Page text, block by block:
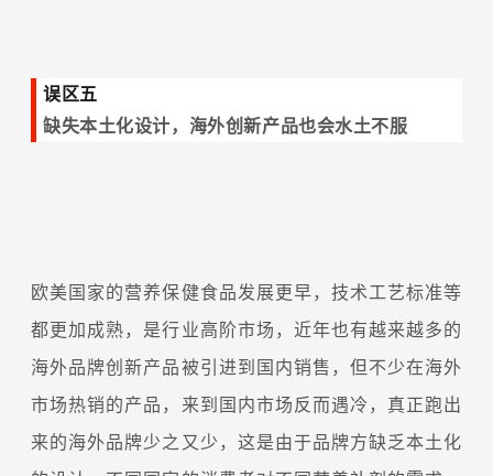
误区五
缺失本土化设计，海外创新产品也会水土不服
欧美国家的营养保健食品发展更早，技术工艺标准等
都更加成熟，是行业高阶市场，近年也有越来越多的
海外品牌创新产品被引进到国内销售，但不少在海外
市场热销的产品，来到国内市场反而遇冷，真正跑出
来的海外品牌少之又少，这是由于品牌方缺乏本土化